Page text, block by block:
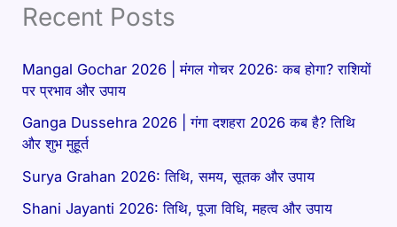
Recent Posts
Mangal Gochar 2026 | मंगल गोचर 2026: कब होगा? राशियों
पर प्रभाव और उपाय
Ganga Dussehra 2026 | गंगा दशहरा 2026 कब है? तिथि
और शुभ मुहूर्त
Surya Grahan 2026: तिथि, समय, सूतक और उपाय
Shani Jayanti 2026: तिथि, पूजा विधि, महत्व और उपाय